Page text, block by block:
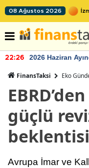
08 Ağustos 2026
22:26 2026 Haziran
FinansTaksi Eko
güçlü
Avrupa İmar ve